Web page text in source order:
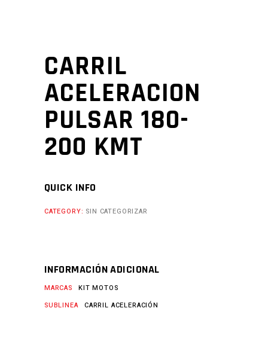
CARRIL
ACELERACION
PULSAR 180-
200 KMT
QUICK INFO
CATEGORY: SIN CATEGORIZAR
INFORMACIÓN ADICIONAL
MARCAS
KIT MOTOS
SUBLINEA
CARRIL ACELERACIÓN